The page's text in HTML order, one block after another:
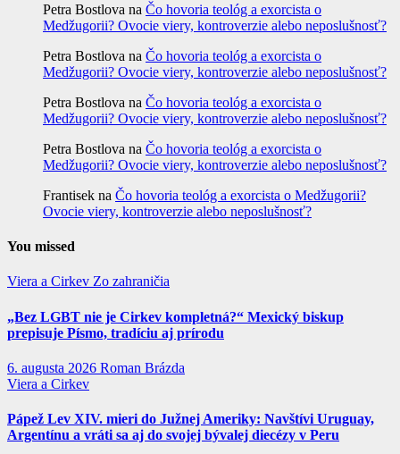
Petra Bostlova na Čo hovoria teológ a exorcista o
Medžugorii? Ovocie viery, kontroverzie alebo neposlušnosť?
Petra Bostlova na Čo hovoria teológ a exorcista o
Medžugorii? Ovocie viery, kontroverzie alebo neposlušnosť?
Petra Bostlova na Čo hovoria teológ a exorcista o
Medžugorii? Ovocie viery, kontroverzie alebo neposlušnosť?
Petra Bostlova na Čo hovoria teológ a exorcista o
Medžugorii? Ovocie viery, kontroverzie alebo neposlušnosť?
Frantisek na Čo hovoria teológ a exorcista o Medžugorii?
Ovocie viery, kontroverzie alebo neposlušnosť?
You missed
Viera a Cirkev Zo zahraničia
„Bez LGBT nie je Cirkev kompletná?“ Mexický biskup
prepisuje Písmo, tradíciu aj prírodu
6. augusta 2026 Roman Brázda
Viera a Cirkev
Pápež Lev XIV. mieri do Južnej Ameriky: Navštívi Uruguay,
Argentínu a vráti sa aj do svojej bývalej diecézy v Peru